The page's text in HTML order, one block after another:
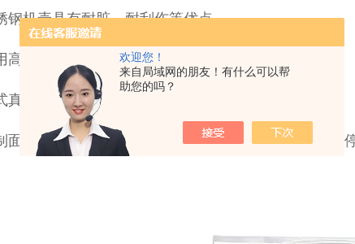
欢迎您！
来自局域网的朋友！有什么可以帮
助您的吗？
钢机壳具有耐脏、耐刮伤等优点。
高品质大功率真空泵，抽真空效果好。
真空包装机采用
面板上设有急停按钮，如发现包装过程有异常，按急